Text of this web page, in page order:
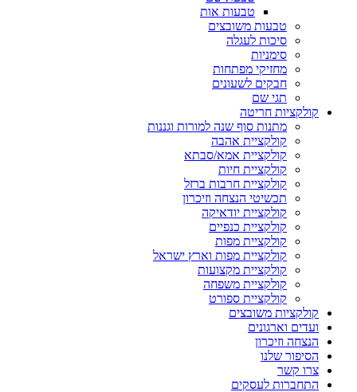
טבעות אות
טבעות משובצים
סיכות לעגלה
סימניות
מחזיקי מפתחות
חבקים לשעונים
תגי שם
קולקציות חריטה
מתנות סוף שנה למורות וגננות
קולקציית אהבה
קולקציית אמא/סבתא
קולקציית חיות
קולקציית חרבות ברזל
תכשיטי הנצחה וזיכרון
קולקציית יודאיקה
קולקציית כנפיים
קולקציית מפות
קולקציית מפות וארץ ישראל
קולקציית מקצועות
קולקציית משפחה
קולקציית ספורט
קולקציות משובצים
ועדים וארגונים
הנצחה וזיכרון
הסיפור שלנו
צרו קשר
התחברות לעסקים